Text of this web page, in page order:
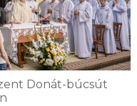
Donát-búcsút